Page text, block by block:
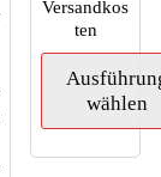
Versandkos
ten
wählen
Dieses